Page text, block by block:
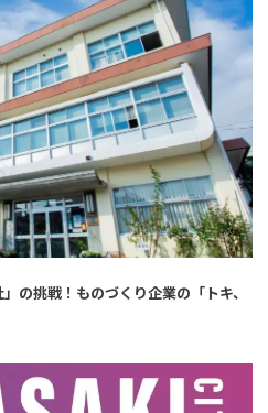
の挑戦！ものづくり企業の「トキ、